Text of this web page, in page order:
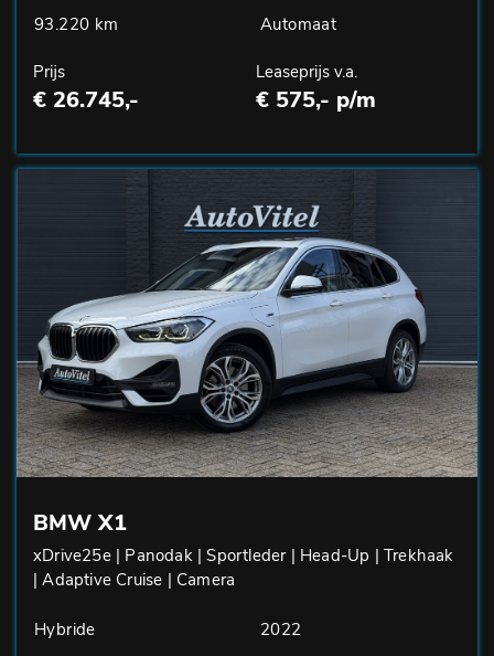
93.220 km
Automaat
Prijs
€ 26.745,-
Leaseprijs v.a.
€ 575,- p/m
BMW X1
xDrive25e | Panodak | Sportleder | Head-Up | Trekhaak
| Adaptive Cruise | Camera
Hybride
2022